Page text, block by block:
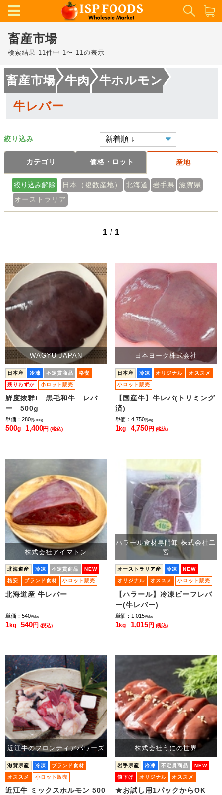
畜産市場
検索結果 11件中 1〜 11の表示
畜産市場 牛肉
牛ホルモン
牛レバー
絞り込み
カテゴリ 価格・ロット 産地
絞り込み解除 日本（複数産地） 北海道 岩手県
滋賀県
オーストラリア
1 / 1
WAGYU JAPAN
日本産 冷凍 不定貫商品 格安
残りわずか 小ロット販売
鮮度抜群! 黒毛和牛 レバ
ー 500g
単価：280円/100g
500g 1,400円(税込)
日本ヨーク株式会社
日本産 冷凍 オリジナル オススメ
小ロット販売
【国産牛】牛レバ(トリミング
済)
単価：4,750円/kg
1kg 4,750円 (税込)
株式会社アイマトン
北海道産 冷凍 不定貫商品 NEW
格安 ブランド食材 小ロット販売
北海道産 牛レバー
単価：540円/kg
1kg 540円 (税込)
ハラール食材専門卸 株式会社二
宮
オーストラリア産 冷凍 NEW
オリジナル オススメ 小ロット販売
【ハラール】冷凍ビーフレバ
ー(牛レバー)
単価：1,015円/kg
1kg 1,015円 (税込)
近江牛のフロンティアパワーズ
滋賀県産 冷凍 ブランド食材
オススメ 小ロット販売
近江牛 ミックスホルモン 500
株式会社うにの世界
岩手県産 冷凍 不定貫商品 NEW
値下げ オリジナル オススメ
小ロット販売
★お試し用1パックからOK